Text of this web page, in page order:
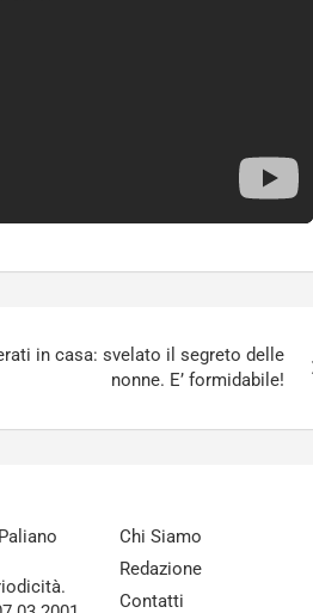
in casa: svelato il segreto delle
nonne. E’ formidabile!
Chi Siamo
Redazione
Contatti